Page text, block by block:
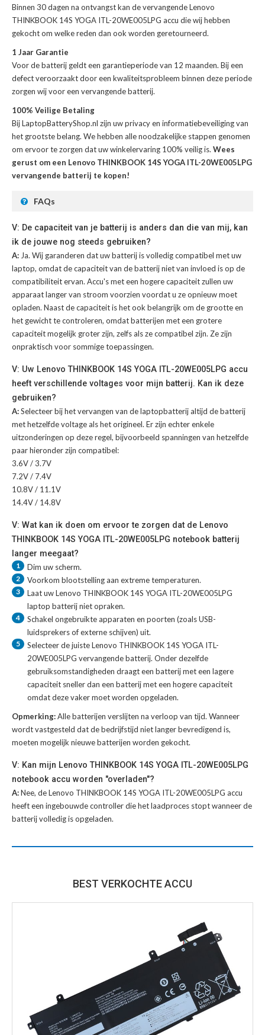
Binnen 30 dagen na ontvangst kan devervangende Lenovo
THINKBOOK 14S YOGA ITL-20WE005LPG accu die wij hebben
gekocht om welke reden dan ook worden geretourneerd.
1 Jaar Garantie
Voor debatterij geldt een garantieperiode van 12 maanden. Bij een
defect veroorzaakt door een kwaliteitsprobleem binnen deze periode
zorgen wij voor een vervangende batterij.
100% Veilige Betaling
Bij LaptopBatteryShop.nl zijn uw privacy en informatiebeveiliging van
het grootste belang. We hebben alle noodzakelijke stappen genomen
om ervoor te zorgen dat uw winkelervaring 100% veilig is. Wees
gerust om een Lenovo THINKBOOK 14S YOGA ITL-20WE005LPG
vervangende batterij te kopen!
FAQs
V: De capaciteit van je batterij is anders dan die van mij, kan
ik de jouwe nog steeds gebruiken?
A: Ja. Wij garanderen dat uw batterij is volledig compatibel met uw
laptop, omdat de capaciteit van de batterij niet van invloed is op de
compatibiliteit ervan. Accu's met een hogere capaciteit zullen uw
apparaat langer van stroom voorzien voordat u ze opnieuw moet
opladen. Naast de capaciteit is het ook belangrijk om de grootte en
het gewicht te controleren, omdat batterijen met een grotere
capaciteit mogelijk groter zijn, zelfs als ze compatibel zijn. Ze zijn
onpraktisch voor sommige toepassingen.
V: Uw Lenovo THINKBOOK 14S YOGA ITL-20WE005LPG accu
heeft verschillende voltages voor mijn batterij. Kan ik deze
gebruiken?
A:Selecteer bij het vervangen van de laptopbatterij altijd de batterij
met hetzelfde voltage als het origineel. Er zijn echter enkele
uitzonderingen op deze regel, bijvoorbeeld spanningen van hetzelfde
paar hieronder zijn compatibel:
3.6V / 3.7V
7.2V / 7.4V
10.8V / 11.1V
14.4V / 14.8V
V: Wat kan ik doen om ervoor te zorgen dat de Lenovo
THINKBOOK 14S YOGA ITL-20WE005LPG notebook batterij
langer meegaat?
1 Dim uw scherm.
2 Voorkom blootstelling aan extreme temperaturen.
3 Laat uwLenovo THINKBOOK 14S YOGA ITL-20WE005LPG
laptop batterijniet opraken.
4
Schakel ongebruikte apparaten en poorten (zoals USB-
luidsprekers of externe schijven) uit.
5 Selecteer de juisteLenovo THINKBOOK 14S YOGA ITL-
20WE005LPG vervangende batterij. Onder dezelfde
gebruiksomstandigheden draagt een batterij met een lagere
capaciteit sneller dan een batterij met een hogere capaciteit
omdat deze vaker moet worden opgeladen.
Opmerking:Alle batterijen verslijten na verloop van tijd. Wanneer
wordt vastgesteld dat de bedrijfstijd niet langer bevredigend is,
moeten mogelijk nieuwe batterijen worden gekocht.
V: Kan mijn Lenovo THINKBOOK 14S YOGA ITL-20WE005LPG
notebook accu worden "overladen"?
A:Nee, de Lenovo THINKBOOK 14S YOGA ITL-20WE005LPG accu
heeft een ingebouwde controller die het laadproces stopt wanneer de
batterij volledig is opgeladen.
BEST VERKOCHTE ACCU